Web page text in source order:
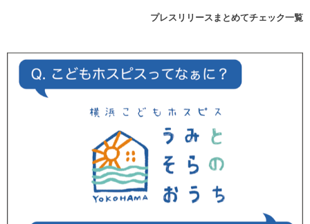
プレスリリースまとめてチェック一覧